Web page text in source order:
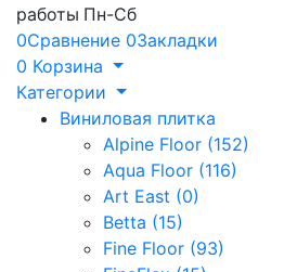
работы Пн-Сб
0Сравнение 0Закладки
0 Корзина
Категории
Виниловая плитка
Alpine Floor (152)
Aqua Floor (116)
Art East (0)
Betta (15)
Fine Floor (93)